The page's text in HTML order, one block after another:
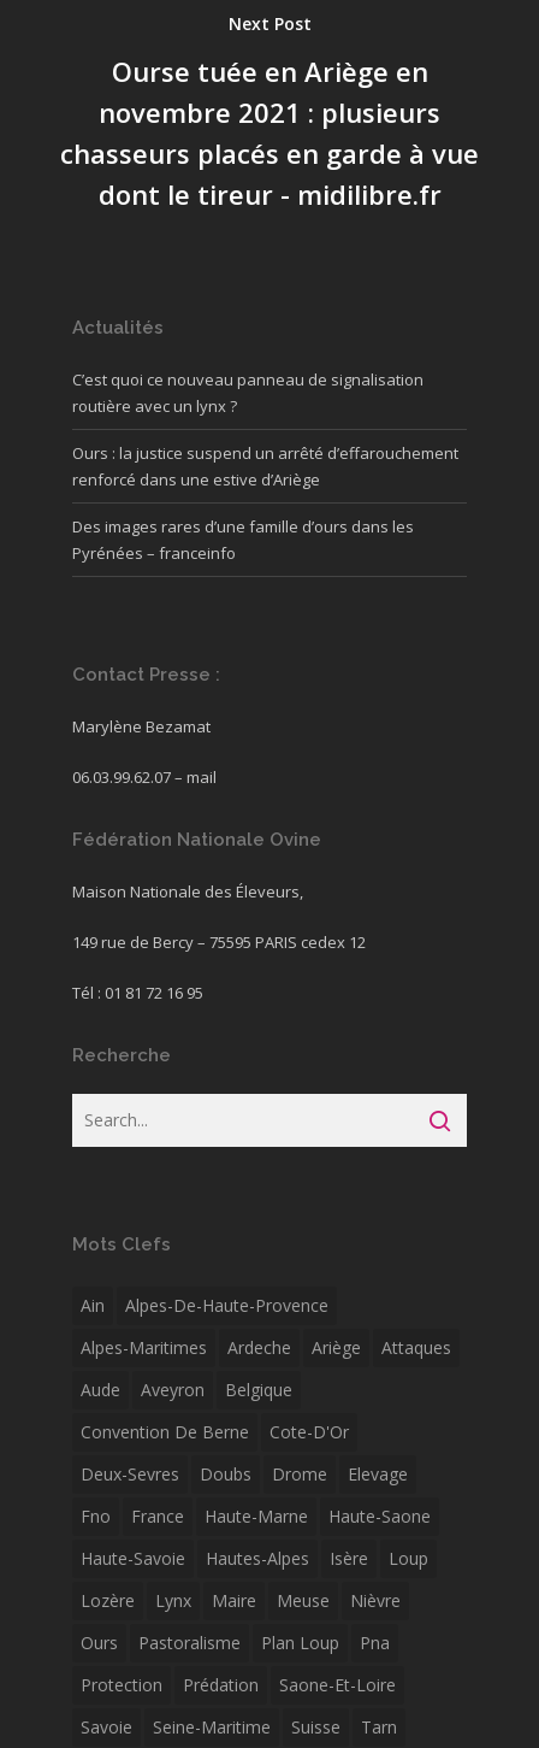
Next Post
Ourse tuée en Ariège en
novembre 2021 : plusieurs
chasseurs placés en garde à vue
dont le tireur - midilibre.fr
Actualités
C’est quoi ce nouveau panneau de signalisation
routière avec un lynx ?
Ours : la justice suspend un arrêté d’effarouchement
renforcé dans une estive d’Ariège
Des images rares d’une famille d’ours dans les
Pyrénées – franceinfo
Contact Presse :
Marylène Bezamat
06.03.99.62.07 – mail
Fédération Nationale Ovine
Maison Nationale des Éleveurs,
149 rue de Bercy – 75595 PARIS cedex 12
Tél : 01 81 72 16 95
Recherche
Mots Clefs
Ain
Alpes-De-Haute-Provence
Alpes-Maritimes
Ardeche Ariège
Attaques
Aude
Aveyron
Belgique
Convention De Berne
Cote-D'Or
Deux-Sevres
Doubs Drome
Elevage
Fno
France Haute-Marne
Haute-Saone
Haute-Savoie
Hautes-Alpes Isère
Loup
Lozère
Lynx Maire Meuse
Nièvre
Ours
Pastoralisme Plan Loup
Pna
Protection
Prédation
Saone-Et-Loire
Savoie
Seine-Maritime Suisse Tarn